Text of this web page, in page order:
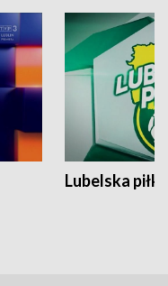
Lubelska piłka